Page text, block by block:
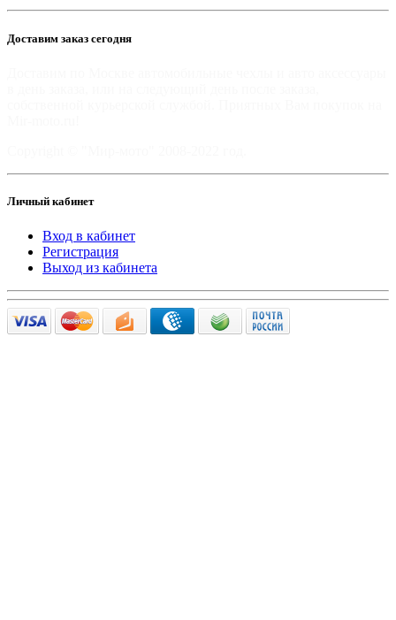
Доставим заказ сегодня
Личный кабинет
Вход в кабинет
Регистрация
Выход из кабинета